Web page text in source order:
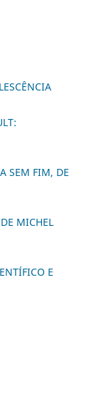
SEM FIM, DE
MICHEL
E